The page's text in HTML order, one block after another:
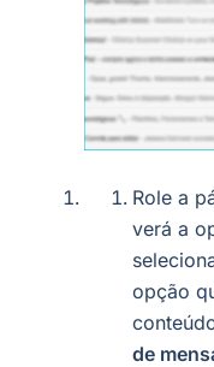
Role a
verá a
opção
de